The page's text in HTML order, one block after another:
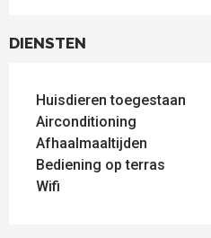
DIENSTEN
Huisdieren toegestaan
Airconditioning
Afhaalmaaltijden
Bediening op terras
Wifi